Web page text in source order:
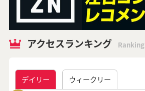
アクセスランキング Ranking
デイリー ウィークリー